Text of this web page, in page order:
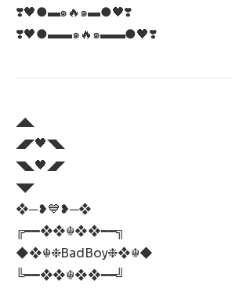
❣️🖤●▬๑🔥๑▬●🖤❣️
❣️🖤●▬▬๑🔥๑▬▬●🖤❣️
◢◣
◢◤🖤◥◣
◥◣🖤◢◤
◥◤
❖─❥💙❥─❖
╔━━❖❖☬❖❖━━╗
◆❖☬❉BadBoy❉❖☬◆
╚━━❖❖☬❖❖━━╝